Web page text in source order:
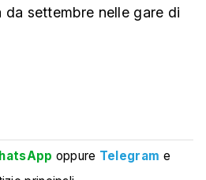
da settembre nelle gare di
oppure Telegram e